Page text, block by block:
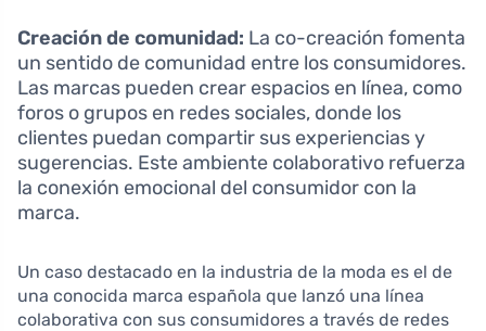
Creación de comunidad: La co-creación fomenta
un sentido de comunidad entre los consumidores.
Las marcas pueden crear espacios en línea, como
foros o grupos en redes sociales, donde los
clientes puedan compartir sus experiencias y
sugerencias. Este ambiente colaborativo refuerza
la conexión emocional del consumidor con la
marca.
Un caso destacado en la industria de la moda es el de
una conocida marca española que lanzó una línea
colaborativa con sus consumidores a través de redes